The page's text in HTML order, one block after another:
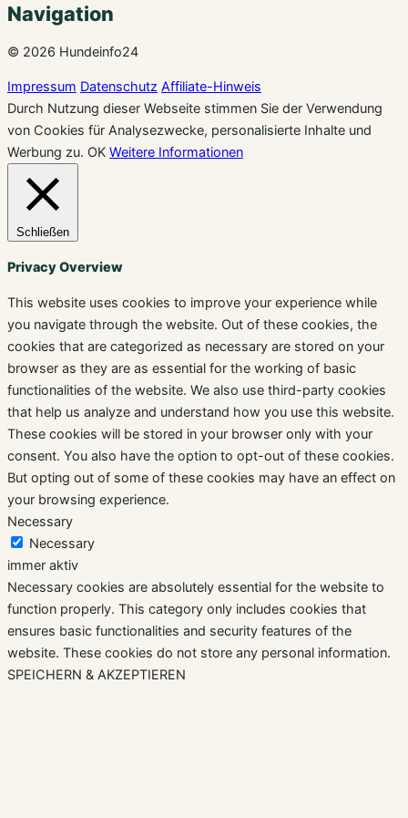
Navigation
© 2026 Hundeinfo24
Impressum Datenschutz Affiliate-Hinweis
Durch Nutzung dieser Webseite stimmen Sie der Verwendung
von Cookies für Analysezwecke, personalisierte Inhalte und
Werbung zu. OK Weitere Informationen
Schließen
Privacy Overview
This website uses cookies to improve your experience while
you navigate through the website. Out of these cookies, the
cookies that are categorized as necessary are stored on your
browser as they are as essential for the working of basic
functionalities of the website. We also use third-party cookies
that help us analyze and understand how you use this website.
These cookies will be stored in your browser only with your
consent. You also have the option to opt-out of these cookies.
But opting out of some of these cookies may have an effect on
your browsing experience.
Necessary
Necessary
immer aktiv
Necessary cookies are absolutely essential for the website to
function properly. This category only includes cookies that
ensures basic functionalities and security features of the
website. These cookies do not store any personal information.
SPEICHERN & AKZEPTIEREN